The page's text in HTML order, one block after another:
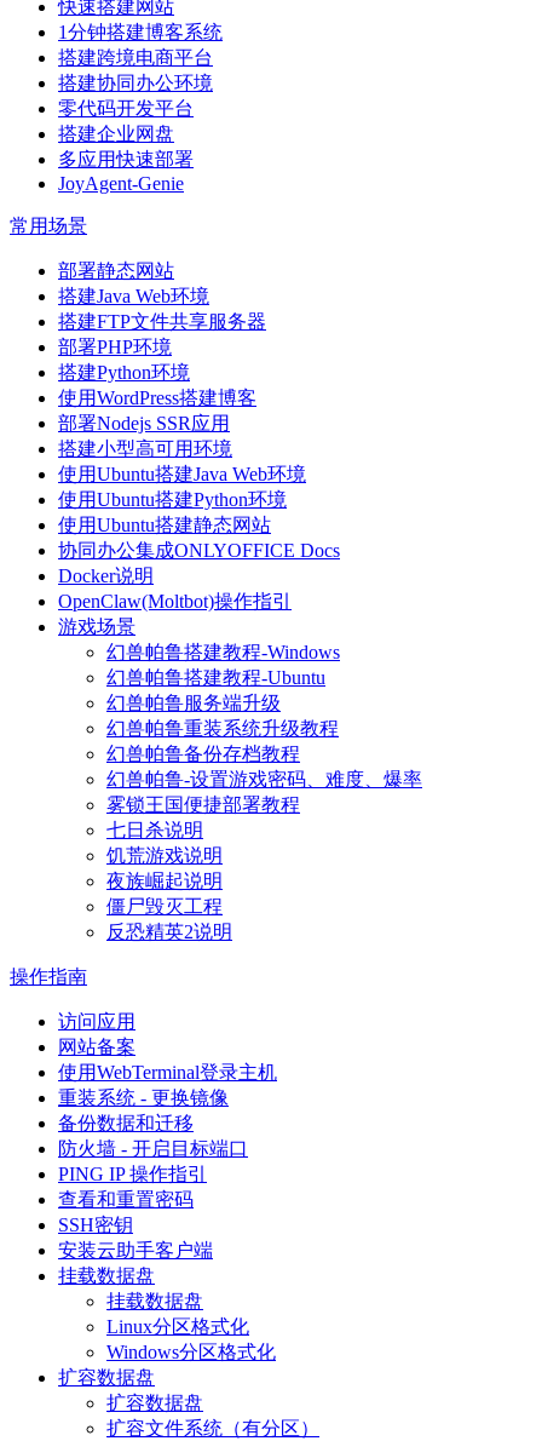
快速搭建网站
1分钟搭建博客系统
搭建跨境电商平台
搭建协同办公环境
零代码开发平台
搭建企业网盘
多应用快速部署
JoyAgent-Genie
常用场景
部署静态网站
搭建Java Web环境
搭建FTP文件共享服务器
部署PHP环境
搭建Python环境
使用WordPress搭建博客
部署Nodejs SSR应用
搭建小型高可用环境
使用Ubuntu搭建Java Web环境
使用Ubuntu搭建Python环境
使用Ubuntu搭建静态网站
协同办公集成ONLYOFFICE Docs
Docker说明
OpenClaw(Moltbot)操作指引
游戏场景
幻兽帕鲁搭建教程-Windows
幻兽帕鲁搭建教程-Ubuntu
幻兽帕鲁服务端升级
幻兽帕鲁重装系统升级教程
幻兽帕鲁备份存档教程
幻兽帕鲁-设置游戏密码、难度、爆率
雾锁王国便捷部署教程
七日杀说明
饥荒游戏说明
夜族崛起说明
僵尸毁灭工程
反恐精英2说明
操作指南
访问应用
网站备案
使用WebTerminal登录主机
重装系统 - 更换镜像
备份数据和迁移
防火墙 - 开启目标端口
PING IP 操作指引
查看和重置密码
SSH密钥
安装云助手客户端
挂载数据盘
挂载数据盘
Linux分区格式化
Windows分区格式化
扩容数据盘
扩容数据盘
扩容文件系统（有分区）